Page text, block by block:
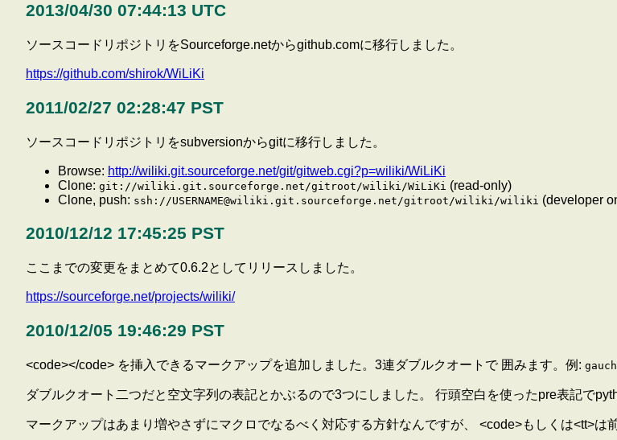
2013/04/30 07:44:13 UTC
ソースコードリポジトリをSourceforge.netからgithub.comに移行しました。
https://github.com/shirok/WiLiKi
2011/02/27 02:28:47 PST
ソースコードリポジトリをsubversionからgitに移行しました。
Browse: http://wiliki.git.sourceforge.net/git/gitweb.cgi?p=wiliki/WiLiKi
Clone: git://wiliki.git.sourceforge.net/gitroot/wiliki/WiLiKi (read-only)
Clone, push: ssh://USERNAME@wiliki.git.sourceforge.net/gitroot/wiliki/wiliki (developer
2010/12/12 17:45:25 PST
ここまでの変更をまとめて0.6.2としてリリースしました。
https://sourceforge.net/projects/wiliki/
2010/12/05 19:46:29 PST
<code></code> を挿入できるマークアップを追加しました。3連ダブルクオートで 囲みます。例:
ダブルクオート二つだと空文字列の表記とかぶるので3つにしました。 行頭空白を使ったpre表記で
マークアップはあまり増やさずにマクロでなるべく対応する方針なんですが、 <code>もしくは<tt>